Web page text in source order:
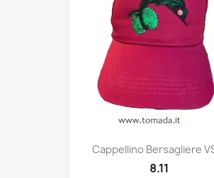
Quick view
Cappellino Bersagliere
8.11